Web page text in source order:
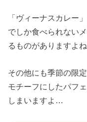
「ヴィーナスカレー
でしか食べられない
るものがありますよね
その他にも季節の限
モチーフにしたパフ
しまいますよ…